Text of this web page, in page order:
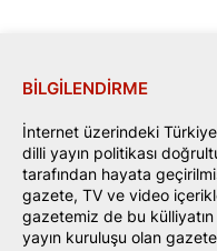
BILGILENDIRME
İnternet üzerindeki
dilli yayın politikası
tarafından hayata
gazete, TV ve video
gazetemiz de bu
yayın kuruluşu olan